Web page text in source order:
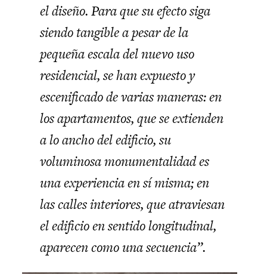
el diseño. Para que su efecto siga
siendo tangible a pesar de la
pequeña escala del nuevo uso
residencial, se han expuesto y
escenificado de varias maneras: en
los apartamentos, que se extienden
a lo ancho del edificio, su
voluminosa monumentalidad es
una experiencia en sí misma; en
las calles interiores, que atraviesan
el edificio en sentido longitudinal,
aparecen como una secuencia”.